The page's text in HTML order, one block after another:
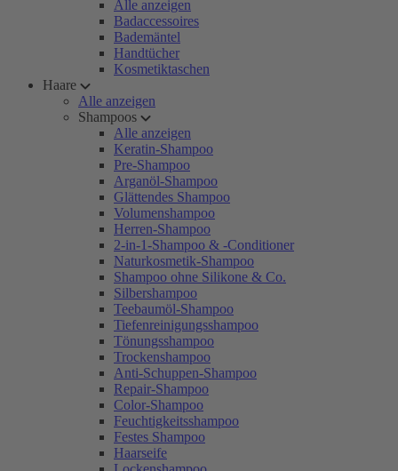
Alle anzeigen
Badaccessoires
Bademäntel
Handtücher
Kosmetiktaschen
Haare
Alle anzeigen
Shampoos
Alle anzeigen
Keratin-Shampoo
Pre-Shampoo
Arganöl-Shampoo
Glättendes Shampoo
Volumenshampoo
Herren-Shampoo
2-in-1-Shampoo & -Conditioner
Naturkosmetik-Shampoo
Shampoo ohne Silikone & Co.
Silbershampoo
Teebaumöl-Shampoo
Tiefenreinigungsshampoo
Tönungsshampoo
Trockenshampoo
Anti-Schuppen-Shampoo
Repair-Shampoo
Color-Shampoo
Feuchtigkeitsshampoo
Festes Shampoo
Haarseife